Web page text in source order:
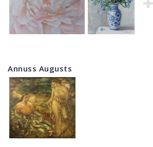
Annuss Augusts